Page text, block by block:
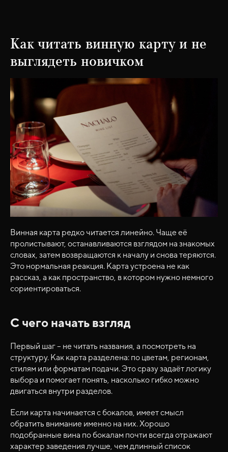
Как читать винную карту и не
выглядеть новичком
Винная карта редко читается линейно. Чаще её
пролистывают, останавливаются взглядом на знакомых
словах, затем возвращаются к началу и снова теряются.
Это нормальная реакция. Карта устроена не как
рассказ, а как пространство, в котором нужно немного
сориентироваться.
С чего начать взгляд
Первый шаг – не читать названия, а посмотреть на
структуру. Как карта разделена: по цветам, регионам,
стилям или форматам подачи. Это сразу задаёт логику
выбора и помогает понять, насколько гибко можно
двигаться внутри разделов.
Если карта начинается с бокалов, имеет смысл
обратить внимание именно на них. Хорошо
подобранные вина по бокалам почти всегда отражают
характер заведения лучше, чем длинный список